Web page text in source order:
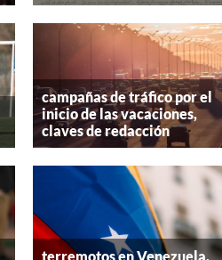
campañas de tráfico por el
inicio de las vacaciones,
claves de redacción
terremotos en Venezuela,